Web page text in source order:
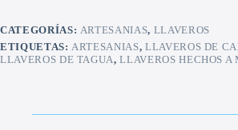
CATEGORÍAS: ARTESANIAS, LLAVEROS
ETIQUETAS: ARTESANIAS, LLAVEROS DE
LLAVEROS DE TAGUA,LLAVEROS HECHOS A